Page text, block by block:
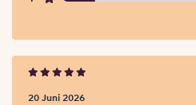
20 Juni 2026